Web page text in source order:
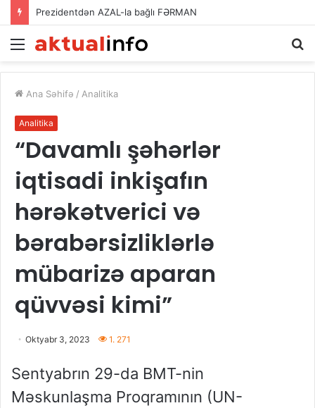
Prezidentdən AZAL-la bağlı FƏRMAN
Menu
Ana Səhifə / Analitika
Analitika
“Davamlı şəhərlər
iqtisadi inkişafın
hərəkətverici və
bərabərsizliklərlə
mübarizə aparan
qüvvəsi kimi”
Oktyabr 3, 2023 1. 271
Sentyabrın 29-da BMT-nin
Məskunlaşma Proqramının (UN-